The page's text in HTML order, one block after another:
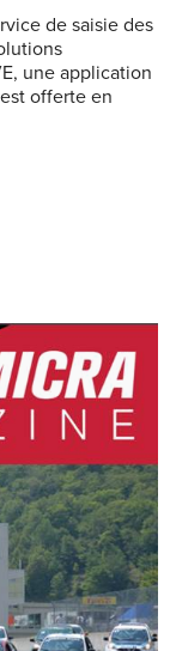
de saisie des
une application
offerte en